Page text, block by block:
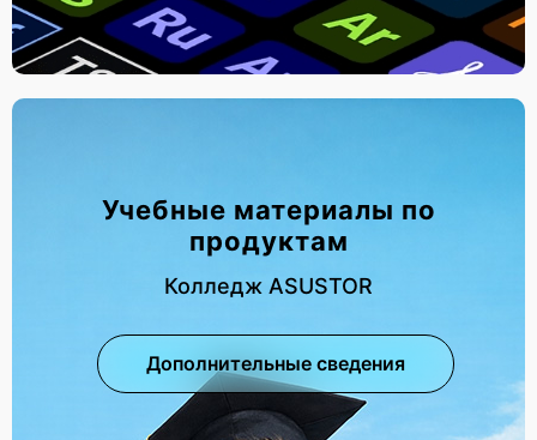
Учебные материалы по
продуктам
Колледж ASUSTOR
Дополнительные сведения